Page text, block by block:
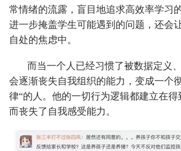
常情绪的流露，盲目地追求高效率学习
进一步掩盖学生可能遇到的问题，还会
自处的焦虑中。
而当一个人已经习惯了被数据定义
会逐渐丧失自我组织的能力，变成一个
律“的人。他的一切行为逻辑都建立在得
而丧失了自我感受能力。